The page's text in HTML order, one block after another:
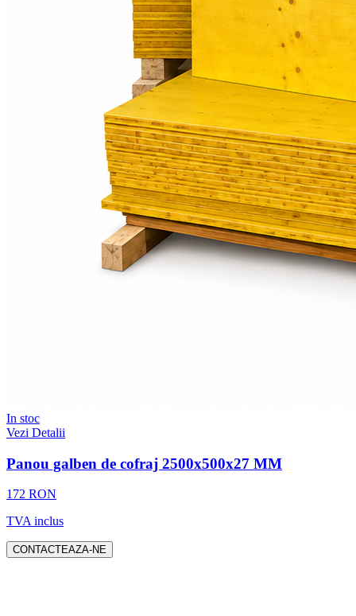
In stoc
Vezi Detalii
Panou galben de cofraj 2500x500x27 MM
172 RON
TVA inclus
CONTACTEAZA-NE